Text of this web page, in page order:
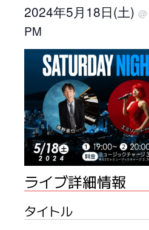
2024年5月18日(土) @
PM
ライブ詳細情報
タイトル